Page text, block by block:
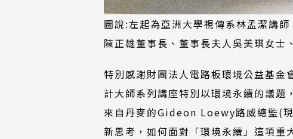
圖說:左起為亞洲大學視傳系林孟潔講
陳正雄董事長、董事長夫人吳美琪女士
特別感謝財團法人電路板環境公益基
計大師系列講座特別以環境永續的議題
來自丹麥的Gideon Loewy路威總監(
新思考，如何面對「環境永續」這項重